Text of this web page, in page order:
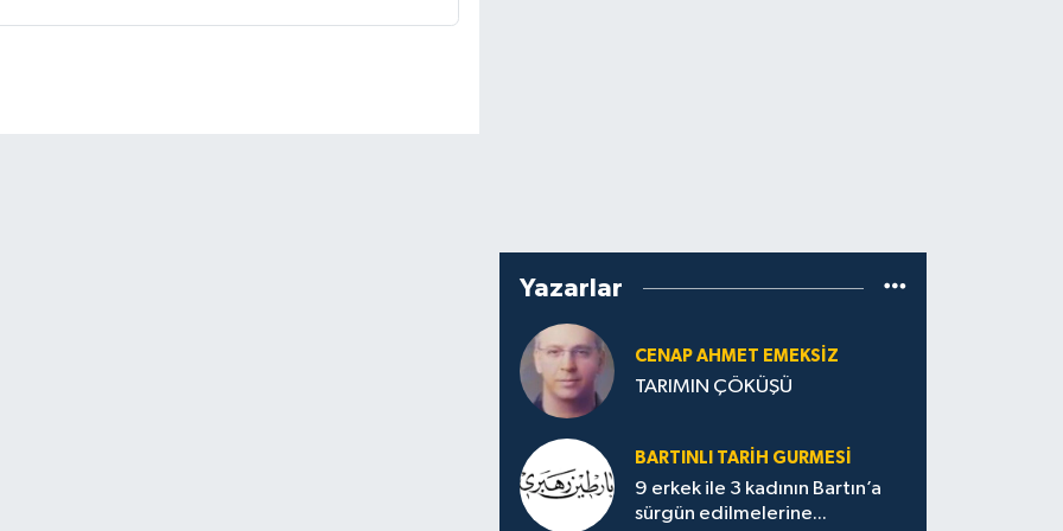
Yazarlar
CENAP AHMET EMEKSİZ
TARIMIN ÇÖKÜŞÜ
BARTINLI TARIH GURMESI
9 erkek ile 3 kadının Bartın’a
sürgün edilmelerine...